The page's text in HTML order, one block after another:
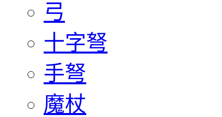
弓
十字弩
手弩
魔杖